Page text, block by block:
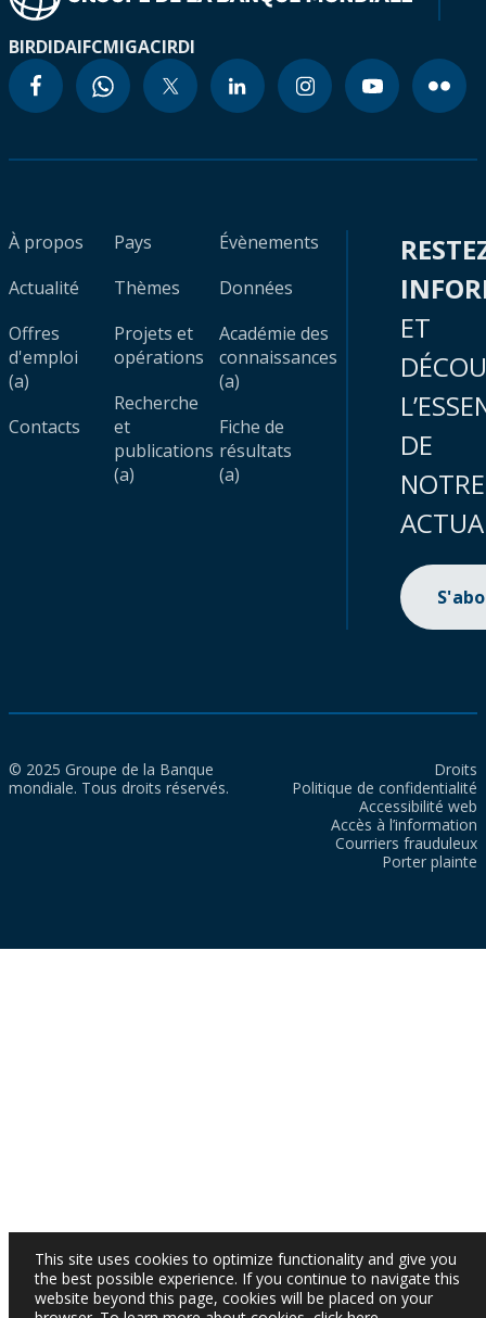
BIRDIDAIFCMIGACIRDI
À propos
Actualité
Offres
d'emploi
(a)
Contacts
Pays
Thèmes
Projets et
opérations
Recherche
et
publications
(a)
Évènements
Données
Académie des
connaissances
(a)
Fiche de
résultats
(a)
ET
DE
NOTRE
© 2025 Groupe de la Banque
mondiale. Tous droits réservés.
Droits
Politique de confidentialité
Accessibilité web
Accès à l’information
Courriers frauduleux
Porter plainte
This site uses cookies to optimize functionality and give you
the best possible experience. If you continue to navigate this
website beyond this page, cookies will be placed on your